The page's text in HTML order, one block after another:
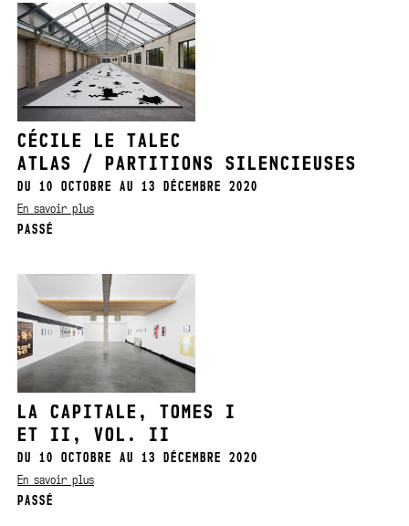
CÉCILE LE TALEC
ATLAS / PARTITIONS SILENCIEUSES
DU 10 OCTOBRE AU 13 DÉCEMBRE 2020
En savoir plus
PASSÉ
LA CAPITALE, TOMES I
ET II, VOL. II
DU 10 OCTOBRE AU 13 DÉCEMBRE 2020
En savoir plus
PASSÉ